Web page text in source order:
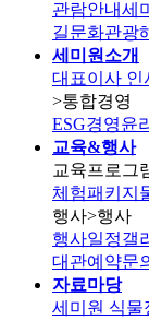
관람안내세
길문화관광
세미원소개
대표이사 인
>통합경영
ESG경영윤
교육&행사
교육프로그
체험패키지
행사>행사
행사일정갤
대관예약문
자료마당
세미원 식물